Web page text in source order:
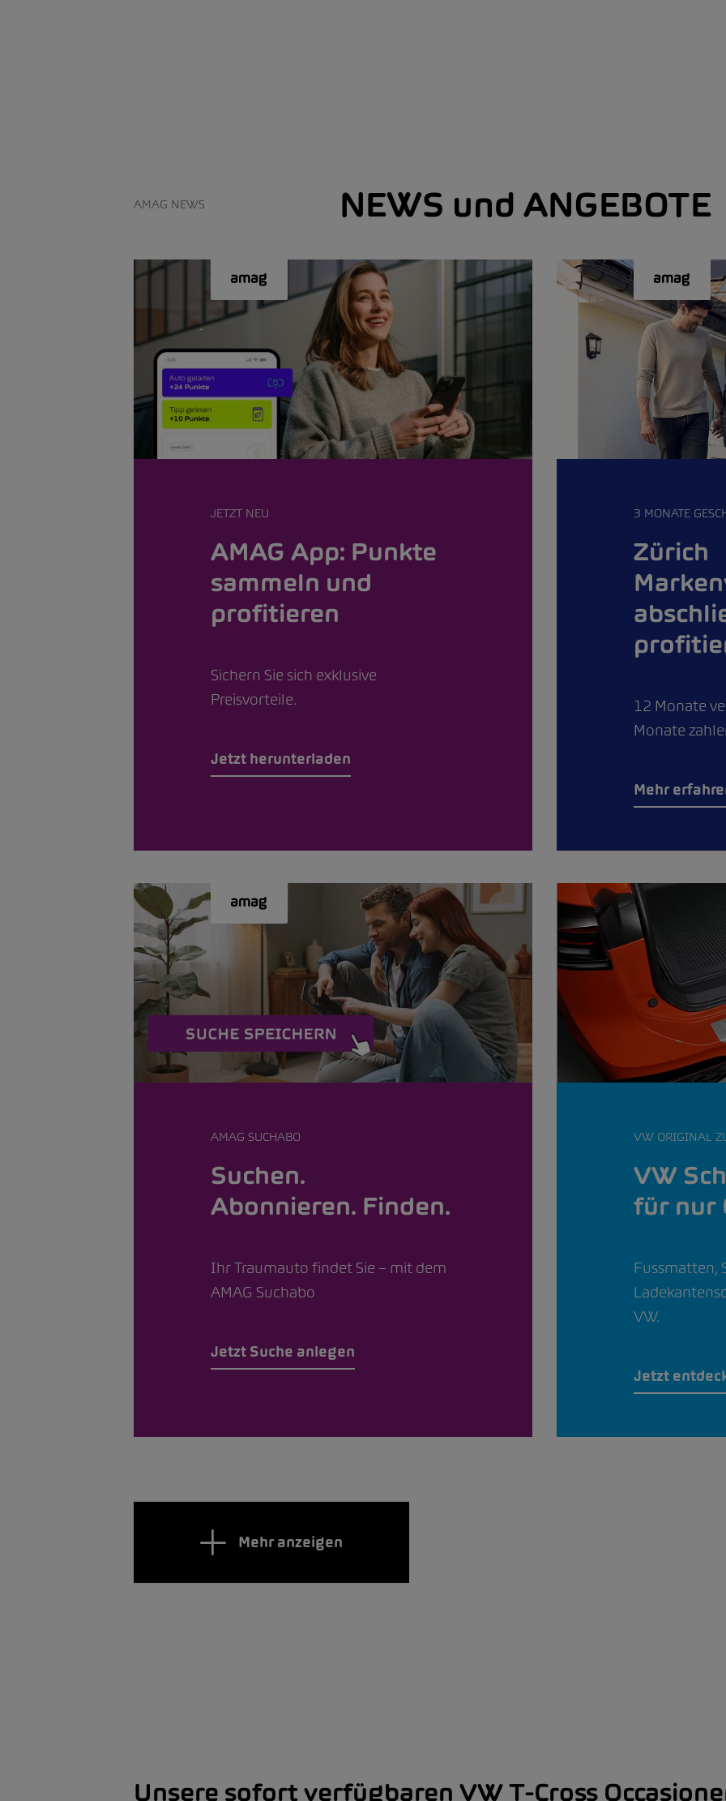
AMAG NEWS NEWS und ANGEBOTE
JETZT NEU
AMAG App: Punkte
sammeln und
profitieren
Sichern Sie sich exklusive
Preisvorteile.
Jetzt herunterladen
3 MONATE
Zürich
12 Monate
Monate
Mehr
AMAG SUCHABO
Suchen.
Abonnieren. Finden.
Ihr Traumauto findet Sie – mit dem
AMAG Suchabo
Jetzt Suche anlegen
VW ORIGINAL
VW
für nur
Fussmatten,
VW.
Jetzt
Mehr anzeigen
Unsere sofort verfügbaren VW T-Cross